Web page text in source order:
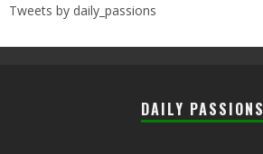
Tweets by daily_passions
DAILY PASSIONS